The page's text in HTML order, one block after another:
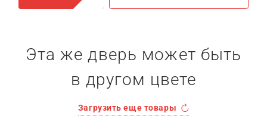
Эта же дверь может быть
в другом цвете
Загрузить еще товары